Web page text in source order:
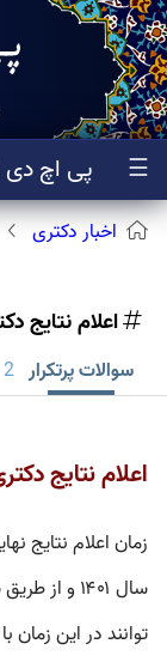
☰ پی اچ دی
اخبار دکتری
اعلام
سوالات پرتکرار 2
اعلام نتایج دکتری سنجش
سال ۱۴۰۱
توانند در این